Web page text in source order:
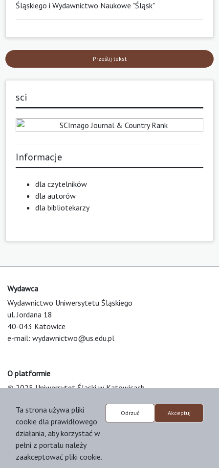
Śląskiego i Wydawnictwo Naukowe "Śląsk"
Prześlij tekst
sci
Informacje
dla czytelników
dla autorów
dla bibliotekarzy
Wydawca
Wydawnictwo Uniwersytetu Śląskiego
ul. Jordana 18
40-043 Katowice
e-mail: wydawnictwo@us.edu.pl
O platformie
© 2025 Uniwersytet Śląski w Katowicach
Platform & Workflow by OJS/PKP
Ta strona używa pliki
cookie dla prawidłowego
działania, aby korzystać w
pełni z portalu należy
zaakceptować pliki cookie.
Odrzuć Akceptuj